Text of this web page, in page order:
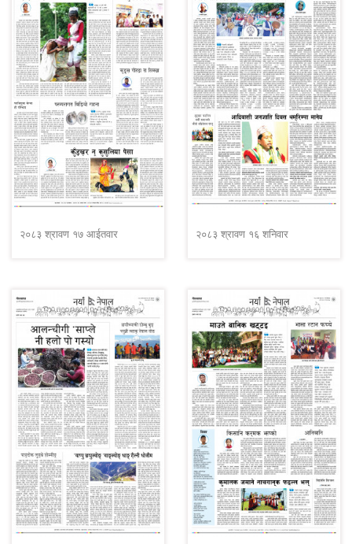
२०८३ श्रावण १७ आईतवार २०८३ श्रावण १६ शनिवार